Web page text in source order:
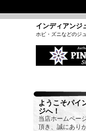
インディアンジ
ホピ・ズニなどのジ
ようこそパイ
ジへ！
当店ホームペー
頂き、誠にあり